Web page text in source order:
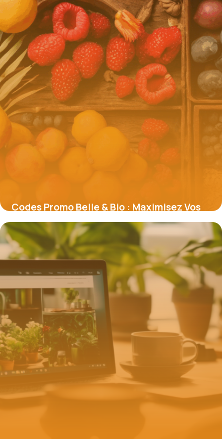
16 juin 2026
Codes Promo Belle & Bio : Maximisez Vos
Économies sur la Beauté Naturelle
16 juin 2026